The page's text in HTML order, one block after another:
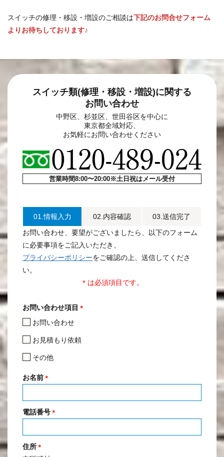
スイッチの修理・移設・増設のご相談は下記のお問合せフォーム
よりお待ちしております♪
スイッチ類(修理・移設・増設)に関する
お問い合わせ
中野区、杉並区、世田谷区を中心に
東京都全域対応、
お気軽にお問い合わせください
営業時間8:00〜20:00※土日祝はメール受付
01.情報入力 02.内容確認
03.送信完了
お問い合わせ、要望がございましたら、以下のフォーム
に必要事項をご記入いただき、
プライバシーポリシーをご確認の上、送信してくださ
い。
＊は必須項目です。
お問い合わせ項目 ＊
お問い合わせ
お見積もり依頼
その他
お名前 ＊
電話番号 ＊
住所 ＊